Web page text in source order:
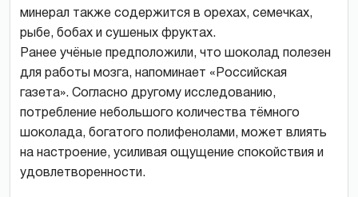
минерал также содержится в орехах, семечках,
рыбе, бобах и сушеных фруктах.
Ранее учёные предположили, что шоколад полезен
для работы мозга, напоминает «Российская
газета». Согласно другому исследованию,
потребление небольшого количества тёмного
шоколада, богатого полифенолами, может влиять
на настроение, усиливая ощущение спокойствия и
удовлетворенности.